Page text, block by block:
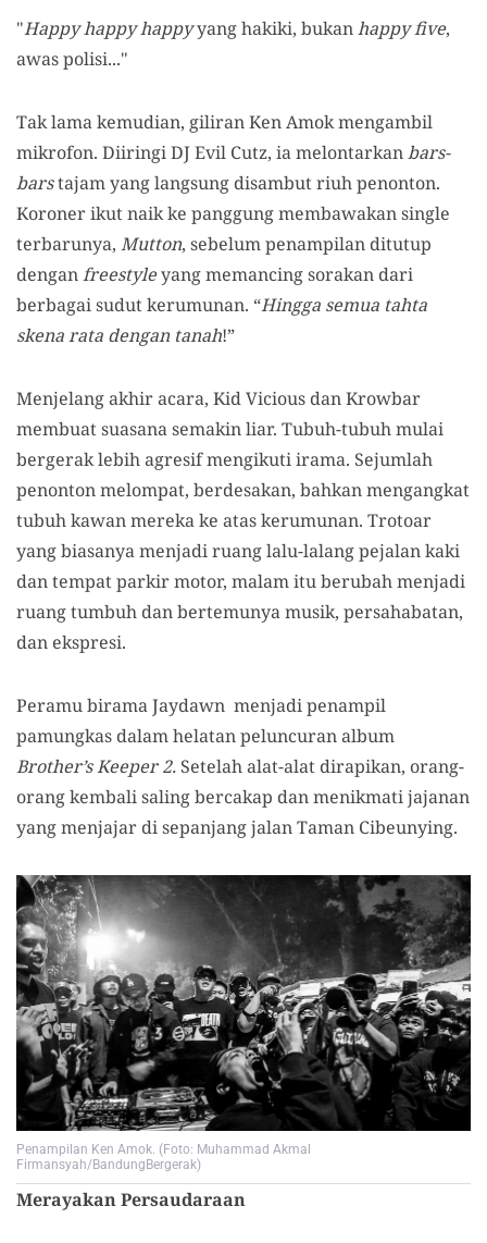
"Happy happy happyyang hakiki, bukanhappy five,
awas polisi..."
Tak lama kemudian, giliran Ken Amok mengambil
mikrofon. Diiringi DJ Evil Cutz, ia melontarkanbars-
barstajam yang langsung disambut riuh penonton.
Koroner ikut naik ke panggung membawakan single
terbarunya, Mutton, sebelum penampilan ditutup
denganfreestyleyang memancing sorakan dari
berbagai sudut kerumunan. “Hingga semua tahta
skena rata dengan tanah!”
Menjelang akhir acara, Kid Vicious dan Krowbar
membuat suasana semakin liar. Tubuh-tubuh mulai
bergerak lebih agresif mengikuti irama. Sejumlah
penonton melompat, berdesakan, bahkan mengangkat
tubuh kawan mereka ke atas kerumunan. Trotoar
yang biasanya menjadi ruang lalu-lalang pejalan kaki
dan tempat parkir motor, malam itu berubah menjadi
ruang tumbuh dan bertemunya musik, persahabatan,
dan ekspresi.
Peramu birama Jaydawn menjadi penampil
pamungkas dalam helatan peluncuran album
Brother’s Keeper 2. Setelah alat-alat dirapikan, orang-
orang kembali saling bercakap dan menikmati jajanan
yang menjajar di sepanjang jalan Taman Cibeunying.
Penampilan Ken Amok. (Foto: Muhammad Akmal
Firmansyah/BandungBergerak)
Merayakan Persaudaraan